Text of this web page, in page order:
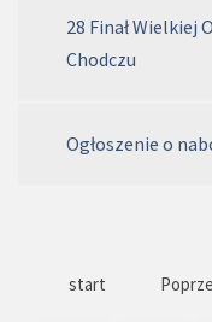
28 Finał Wielkiej
Chodczu
Ogłoszenie o
start